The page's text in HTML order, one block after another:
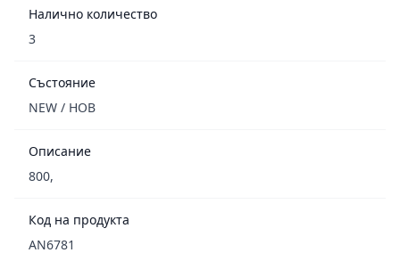
Налично количество
3
Състояние
NEW / НОВ
Описание
800,
Код на продукта
AN6781